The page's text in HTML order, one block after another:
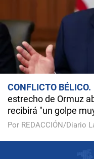
CONFLICTO BÉLICO
estrecho de Ormuz
recibirá "un golpe
Por REDACCIÓN/Diario